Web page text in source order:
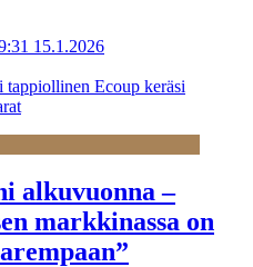
15.1.2026
tappiollinen Ecoup keräsi
alkuvuonna –
markkinassa on